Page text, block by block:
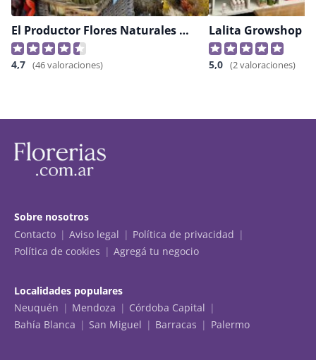
El Productor Flores Naturales Disecadas
4,7 (46 valoraciones)
Lalita Growshop
5,0 (2 valoraciones)
Sobre nosotros
Contacto
Aviso legal
Política de privacidad
Política de cookies
Agregá tu negocio
Localidades populares
Neuquén
Mendoza
Córdoba Capital
Bahía Blanca
San Miguel Barracas Palermo